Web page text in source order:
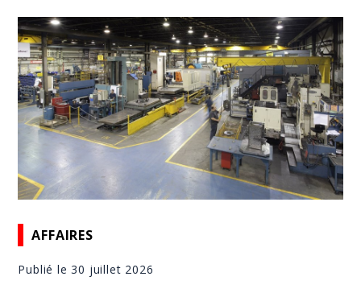
AFFAIRES
Publié le 30 juillet 2026